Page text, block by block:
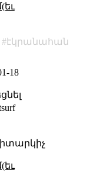
էկրանահան
18